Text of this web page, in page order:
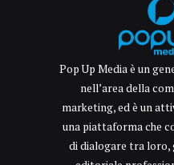
Pop Up Media è un
nell’area della
marketing, ed è un
una piattaforma che
di dialogare tra loro,